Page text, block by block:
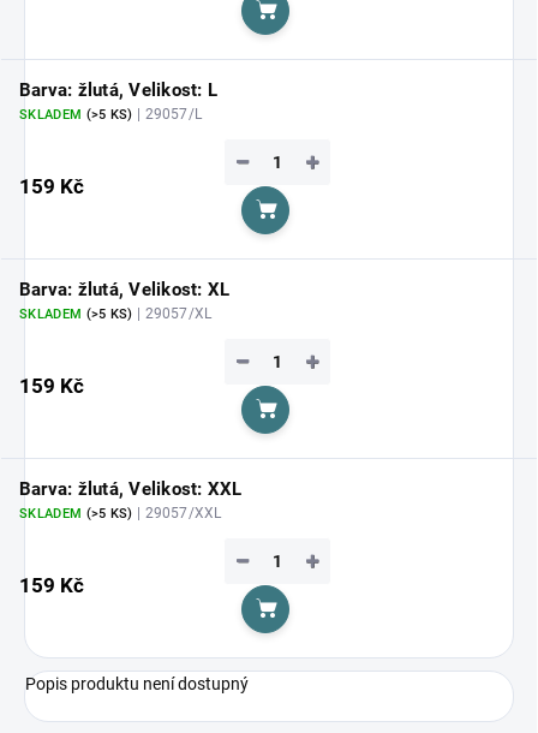
Do košíku
Barva: žlutá, Velikost: L
SKLADEM (>5 KS) | 29057/L
159 Kč
+
−
Do košíku
Barva: žlutá, Velikost: XL
SKLADEM (>5 KS) | 29057/XL
159 Kč
+
−
Do košíku
Barva: žlutá, Velikost: XXL
SKLADEM (>5 KS) | 29057/XXL
159 Kč
+
−
Do košíku
Popis produktu není dostupný